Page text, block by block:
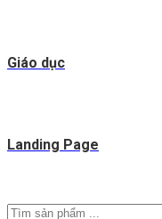
Giáo dục
Landing Page
Tìm